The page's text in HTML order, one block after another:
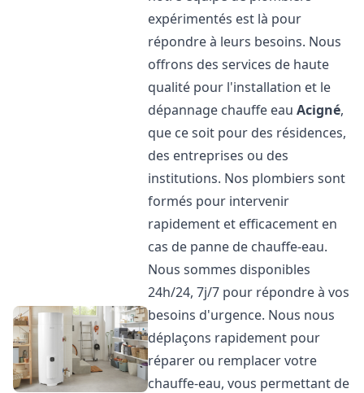
expérimentés est là pour
répondre à leurs besoins. Nous
offrons des services de haute
qualité pour l'installation et le
dépannage chauffe eauAcigné,
que ce soit pour des résidences,
des entreprises ou des
institutions. Nos plombiers sont
formés pour intervenir
rapidement et efficacement en
cas de panne de chauffe-eau.
Nous sommes disponibles
24h/24, 7j/7 pour répondre à vos
besoins d'urgence. Nous nous
déplaçons rapidement pour
réparer ou remplacer votre
chauffe-eau, vous permettant de